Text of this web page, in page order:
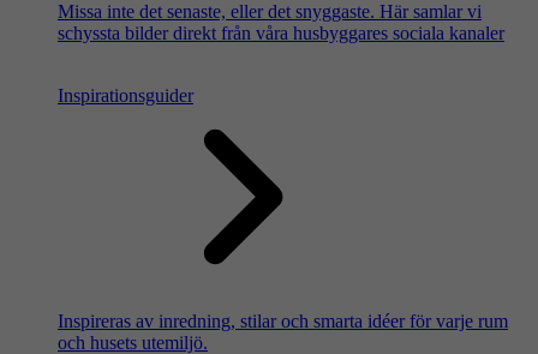
Missa inte det senaste, eller det snyggaste. Här samlar vi
schyssta bilder direkt från våra husbyggares sociala kanaler
Inspirationsguider
Inspireras av inredning, stilar och smarta idéer för varje rum
och husets utemiljö.